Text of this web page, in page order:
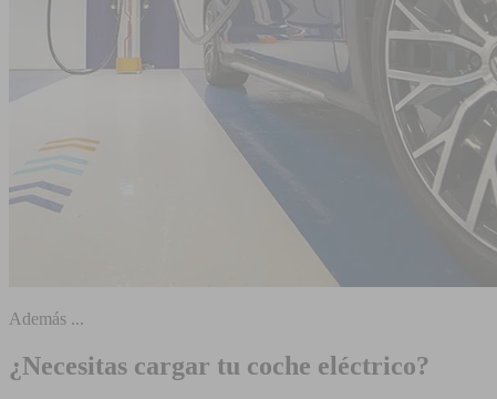
Además ...
¿Necesitas cargar tu coche eléctrico?